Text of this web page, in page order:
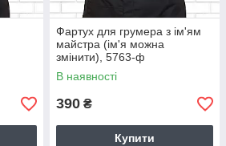
Фартух для грумера з ім'ям
майстра (ім'я можна
змінити), 5763-ф
В наявності
390 ₴
Купити